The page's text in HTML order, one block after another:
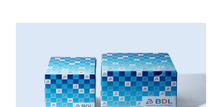
できること
ひとこと